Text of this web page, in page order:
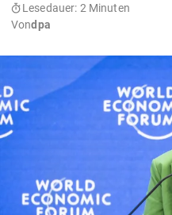
Lesedauer: 2 Minuten
Vondpa